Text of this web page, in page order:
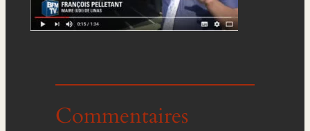
Commentaires